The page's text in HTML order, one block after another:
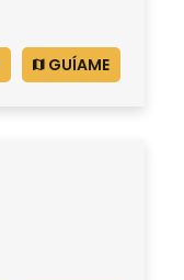
GUÍAME